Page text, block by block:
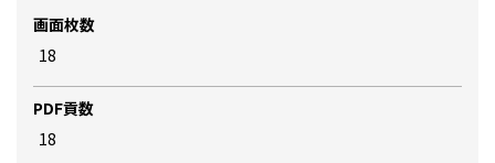
画面枚数
18
PDF貢数
18